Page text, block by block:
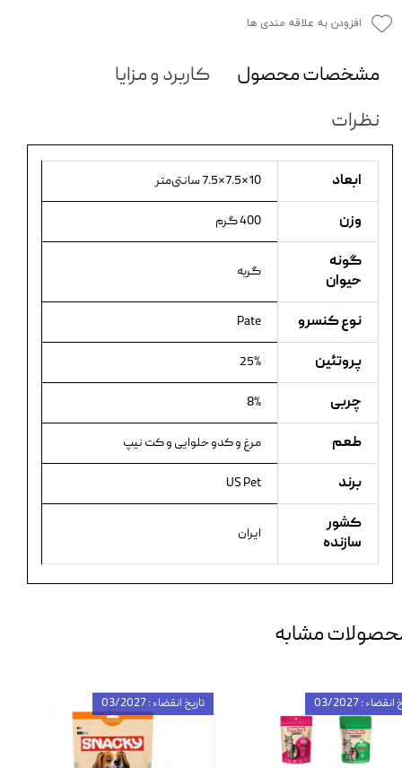
افزودن به علاقه مندی ها
مشخصات محصول
کاربرد و مزایا
نظرات
ابعاد 10×7.5×7.5 سانتی‌متر
وزن 400 گرم
گونه
حیوان
گربه
نوع کنسرو Pate
پروتئین 25%
چربی 8%
طعم مرغ و کدو حلوایی و کت نیپ
برند US Pet
کشور
سازنده
ایران
مشابه
تاریخ انقضاء : 03/2027 : 03/2027